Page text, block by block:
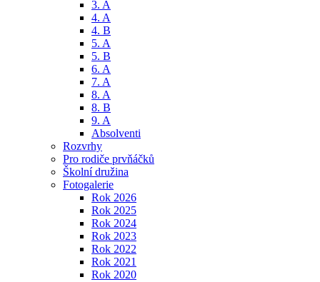
3. A
4. A
4. B
5. A
5. B
6. A
7. A
8. A
8. B
9. A
Absolventi
Rozvrhy
Pro rodiče prvňáčků
Školní družina
Fotogalerie
Rok 2026
Rok 2025
Rok 2024
Rok 2023
Rok 2022
Rok 2021
Rok 2020